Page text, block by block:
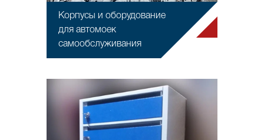
Корпусы и оборудование
для автомоек
самообслуживания